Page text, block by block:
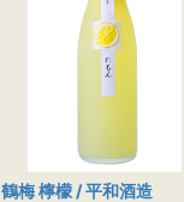
鶴梅 檸檬 / 平和酒造